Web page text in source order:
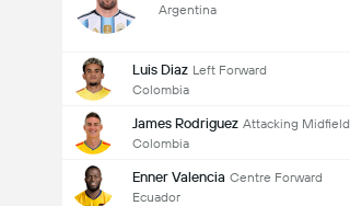
Argentina
Luis Diaz Left Forward
Colombia
James Rodriguez Attacking Midfield
Colombia
Enner Valencia Centre Forward
Ecuador